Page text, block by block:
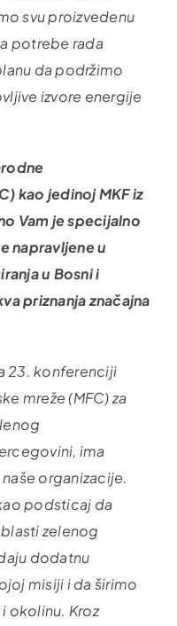
svu proizvedenu
potrebe rada
da podržimo
izvore energije
kao jedinoj MKF iz
Vam je specijalno
napravljene u
u Bosni i
priznanja značajna
23. konferenciji
mreže (MFC) za
ima
organizacije.
podsticaj da
zelenog
dodatnu
misiji i da širimo
okolinu. Kroz